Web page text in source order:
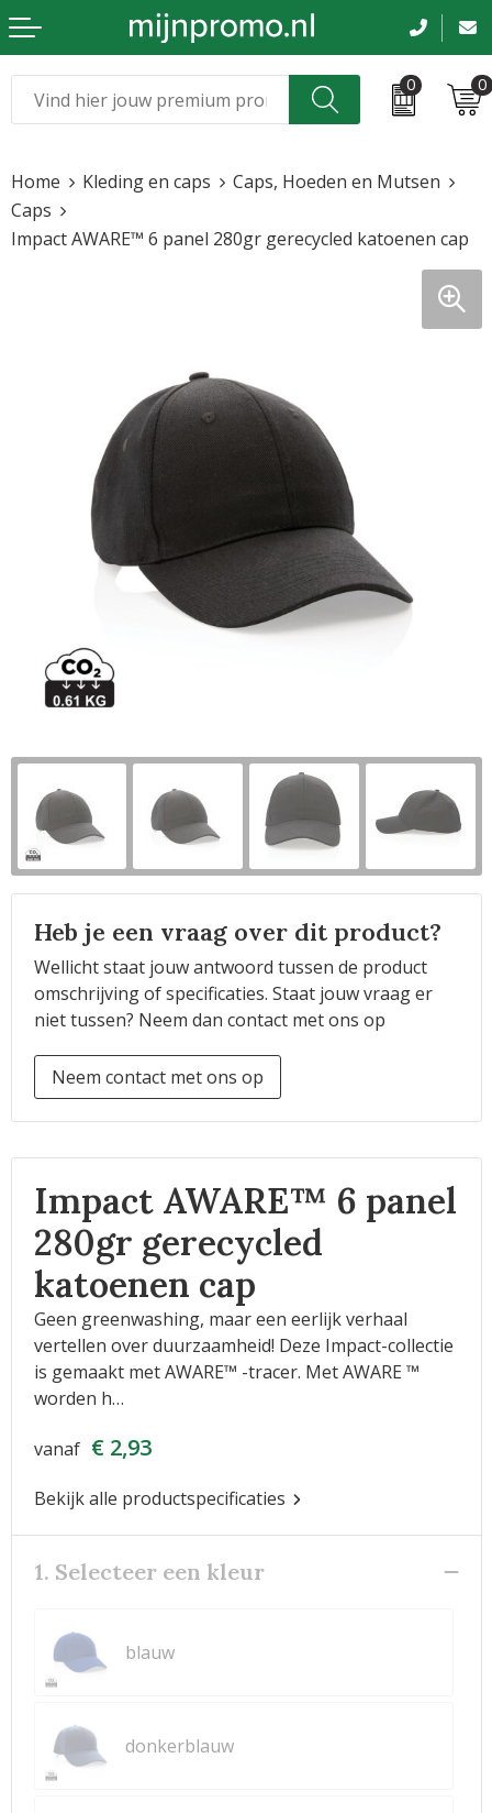
0 0
Kleding & caps
Sportkleding
Beurs en evenementen
Bloemen en planten
Horeca
Sinterklaas
Voetbal, EK en WK
Home Kleding en caps
Caps, Hoeden en Mutsen
Caps
Impact AWARE™ 6 panel 280gr gerecycled katoenen cap
Heb je een vraag over dit product?
Wellicht staat jouw antwoord tussen de product
omschrijving of specificaties. Staat jouw vraag er
niet tussen? Neem dan contact met ons op
Neem contact met ons op
Impact AWARE™ 6 panel
280gr gerecycled
katoenen cap
Geen greenwashing, maar een eerlijk verhaal
vertellen over duurzaamheid! Deze Impact-collectie
is gemaakt met AWARE™ -tracer. Met AWARE ™
worden h…
vanaf € 2,93
Bekijk alle productspecificaties
1. Selecteer een kleur
blauw
donkerblauw